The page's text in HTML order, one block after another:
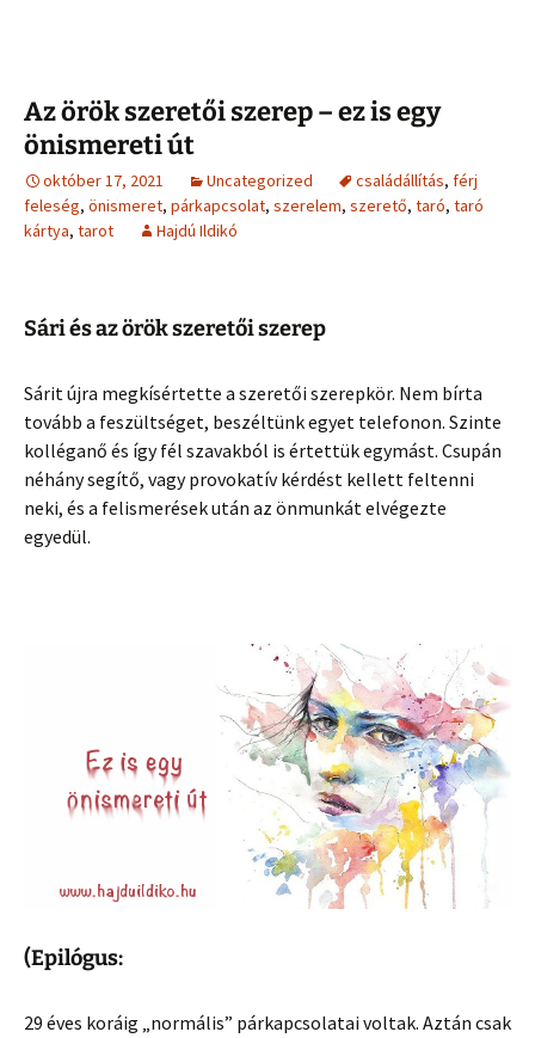
Az örök szeretői szerep – ez is egy
önismereti út
október 17, 2021 Uncategorized családállítás, férj
feleség, önismeret, párkapcsolat, szerelem, szerető, taró, taró
kártya, tarot Hajdú Ildikó
Sári és az örök szeretői szerep
Sárit újra megkísértette a szeretői szerepkör. Nem bírta
tovább a feszültséget, beszéltünk egyet telefonon. Szinte
kolléganő és így fél szavakból is értettük egymást. Csupán
néhány segítő, vagy provokatív kérdést kellett feltenni
neki, és a felismerések után az önmunkát elvégezte
egyedül.
(Epilógus:
29 éves koráig „normális” párkapcsolatai voltak. Aztán csak